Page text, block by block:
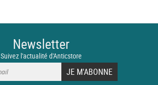
Newsletter
Suivez l'actualité d'Anticstore